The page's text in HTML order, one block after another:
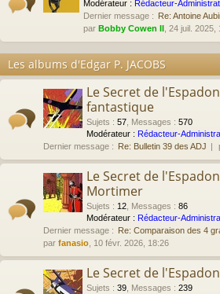
Modérateur : Rédacteur-
Dernier message : Re: Antoine
par Bobby Cowen II , 24 juil. 2025,
Les albums d'Edgar P. JACOBS
Le Secret de
fantastique
Sujets : 57 Messages : 570
Modérateur : Rédacteur-
Dernier message : Re: Bulletin 39 des ADJ
Le Secret de
Mortimer
Sujets : 12 Messages : 86
Modérateur : Rédacteur-
Dernier message : Re: Comparaison des 4
par fanasio , 10 févr. 2026, 18:26
Le Secret de
Sujets : 39 Messages : 239